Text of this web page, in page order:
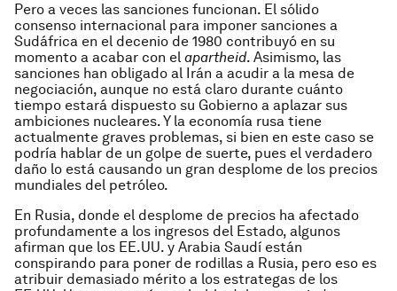
Pero a veces las sanciones funcionan. El sólido
consenso internacional para imponer sanciones a
Sudáfrica en el decenio de 1980 contribuyó en su
momento a acabar con el apartheid. Asimismo, las
sanciones han obligado al Irán a acudir a la mesa de
negociación, aunque no está claro durante cuánto
tiempo estará dispuesto su Gobierno a aplazar sus
ambiciones nucleares. Y la economía rusa tiene
actualmente graves problemas, si bien en este caso se
podría hablar de un golpe de suerte, pues el verdadero
daño lo está causando un gran desplome de los precios
mundiales del petróleo.
En Rusia, donde el desplome de precios ha afectado
profundamente a los ingresos del Estado, algunos
afirman que los EE.UU. y Arabia Saudí están
conspirando para poner de rodillas a Rusia, pero eso es
atribuir demasiado mérito a los estrategas de los